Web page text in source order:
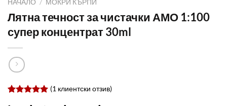
НАЧАЛО / МОКРИ КЪРПИ
Лятна течност за чистачки АМО 1:100
супер концентрат 30ml
(1 клиентски отзив)